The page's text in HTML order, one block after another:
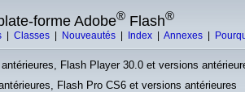
forme Adobe® Flash®
Classes Nouveautés Index Annexes
Flash Player 30.0 et versions
Flash Pro CS6 et versions antérieures